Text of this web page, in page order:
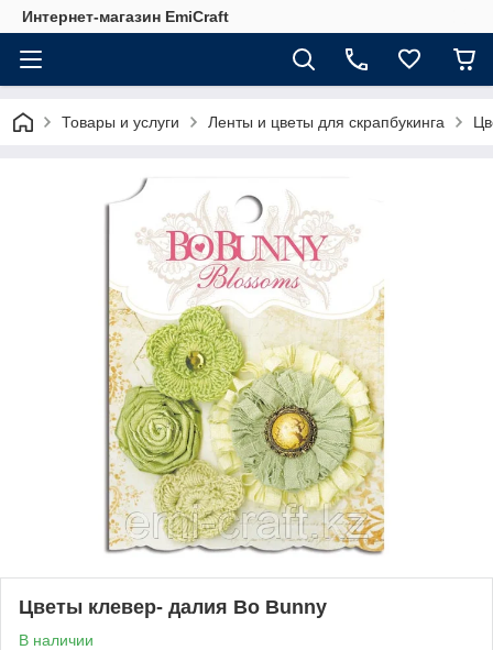
Интернет-магазин EmiCraft
Товары и услуги Ленты и цветы для скрапбукинга
Цветы клевер- далия Bo Bunny
В наличии